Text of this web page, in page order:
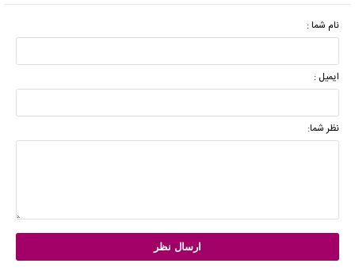
نام شما :
ایمیل :
نظر شما: